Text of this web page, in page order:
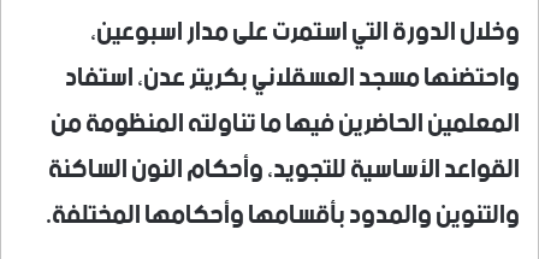
وخلال الدورة التي استمرت على مدار اسبوعين،
واحتضنها مسجد العسقلاني بكريتر عدن، استفاد
المعلمين الحاضرين فيها ما تناولته المنظومة من
القواعد الأساسية للتجويد، وأحكام النون الساكنة
والتنوين والمدود بأقسامها وأحكامها المختلفة.